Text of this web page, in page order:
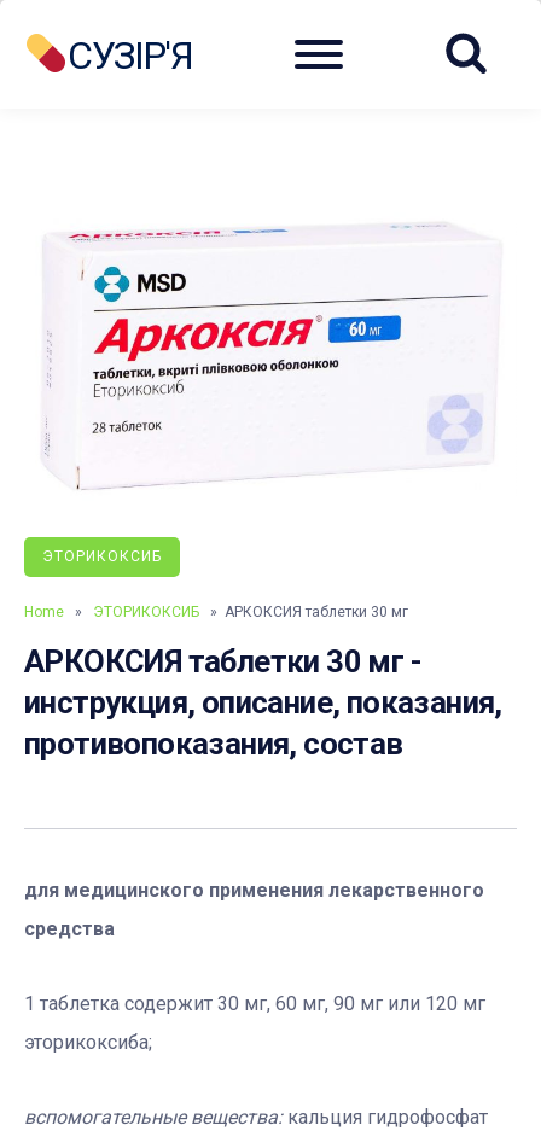
СУЗІР'Я Menu
ЭТОРИКОКСИБ
Home » ЭТОРИКОКСИБ » АРКОКСИЯ таблетки 30 мг
АРКОКСИЯ таблетки 30 мг -
инструкция, описание, показания,
противопоказания, состав
для медицинского применения лекарственного
средства
1 таблетка содержит 30 мг, 60 мг, 90 мг или 120 мг
эторикоксиба;
вспомогательные вещества: кальция гидрофосфат